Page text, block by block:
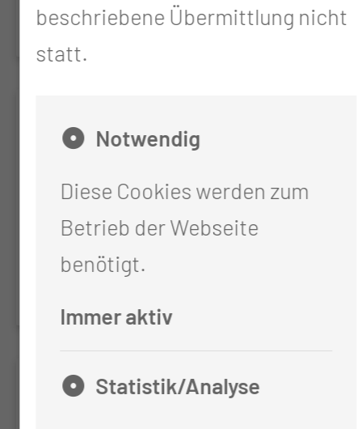
dermatologischen Onkologie
PERSUATION
German Registry of Incidental
Gallbladder Carcinoma- a
permanent platform including all
AIO QS Anämie
beschriebene Übermittlung nicht
statt.
Notwendig
Diese Cookies werden zum
Betrieb der Webseite
benötigt.
Immer aktiv
Statistik/Analyse